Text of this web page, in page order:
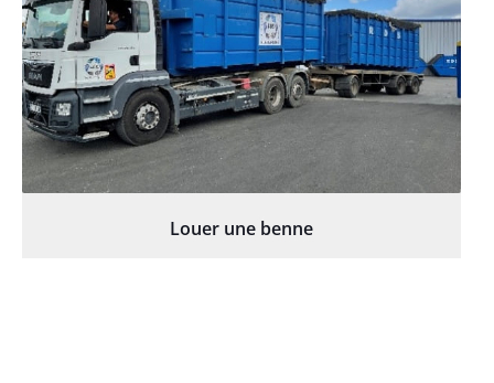
Louer une benne